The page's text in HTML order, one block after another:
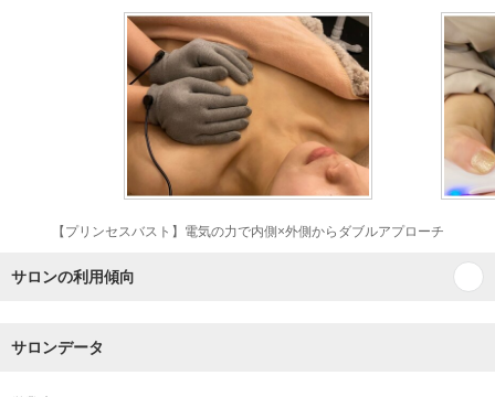
【プリンセスバスト】電気の力で内側×外側からダブルアプローチ
サロンの利用傾向
サロンデータ